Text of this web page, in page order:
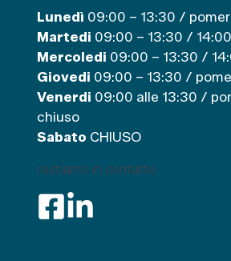
Lunedì 09:00 – 13:30 /
Martedi 09:00 – 13:30 /
Mercoledi 09:00 – 13:30 /
Giovedi 09:00 – 13:30 /
Venerdi 09:00 alle 13:30 /
chiuso
Sabato CHIUSO
restiamo in contatto